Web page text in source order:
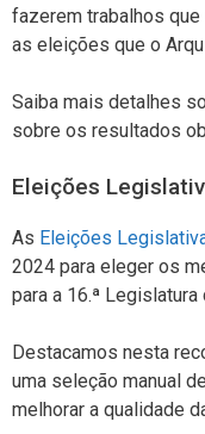
fazerem trabalhos
as eleições que o
Saiba mais detalhes
sobre os resultados
Eleições
As Eleições
2024 para eleger os
para a 16.ª
Destacamos nesta
uma seleção manual
melhorar a qualidade